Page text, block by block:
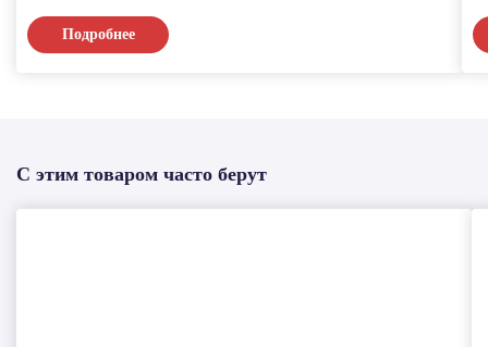
Подробнее
С этим товаром часто берут